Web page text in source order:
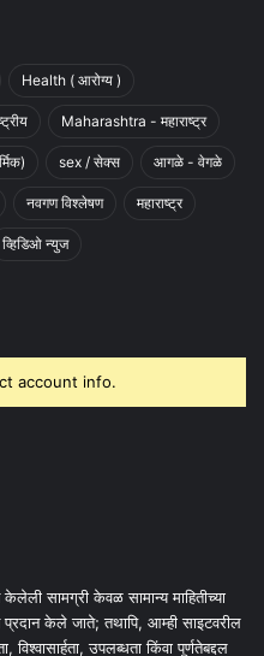
Health ( आरोग्य )
Maharashtra - महाराष्ट्र
sex / सेक्स आगळे - वेगळे
नवगण विश्लेषण महाराष्ट्र
व्हिडिओ न्युज
account info.
सामग्री केवळ सामान्य माहितीच्या
प्रदान केले जाते; तथापि, आम्ही साइटवरील
विश्वासार्हता, उपलब्धता किंवा पूर्णतेबद्दल